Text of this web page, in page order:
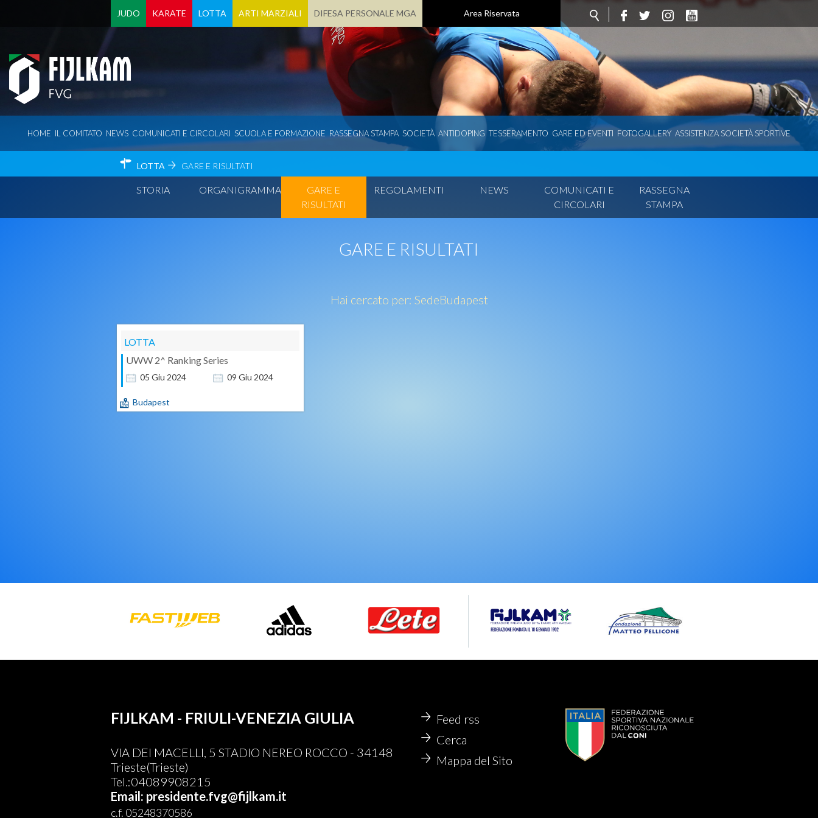
JUDO KARATE LOTTA ARTI MARZIALI DIFESA PERSONALE MGA Area Riservata
HOME IL COMITATO NEWS COMUNICATI E CIRCOLARI SCUOLA E FORMAZIONE RASSEGNA STAMPA SOCIETÀ ANTIDOPING TESSERAMENTO GARE ED EVENTI FOTOGALLERY ASSISTENZA SOCIETÀ SPORTIVE
LOTTA GARE E RISULTATI
STORIA ORGANIGRAMMA
GARE E
RISULTATI
REGOLAMENTI NEWS
COMUNICATI E
CIRCOLARI
RASSEGNA
STAMPA
GARE E RISULTATI
Hai cercato per: SedeBudapest
LOTTA
05 Giu 2024 09 Giu 2024
UWW 2^ Ranking Series
Budapest
FIJLKAM - FRIULI-VENEZIA GIULIA
VIA DEI MACELLI, 5 STADIO NEREO ROCCO - 34148
Trieste(Trieste)
Tel.:04089908215
Email: presidente.fvg@fijlkam.it
c.f. 05248370586
Feed rss
Cerca
Mappa del Sito